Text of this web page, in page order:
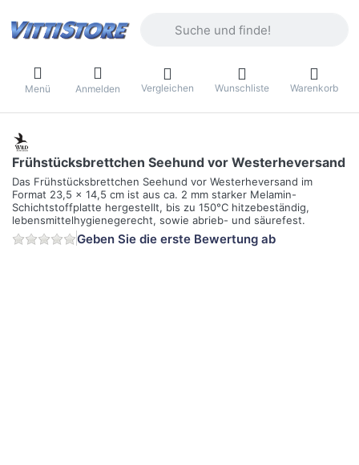
Menü Anmelden Vergleichen Wunschliste Warenkorb
Frühstücksbrettchen Seehund vor Westerheversand
Das Frühstücksbrettchen Seehund vor Westerheversand im
Format 23,5 x 14,5 cm ist aus ca. 2 mm starker Melamin-
Schichtstoffplatte hergestellt, bis zu 150°C hitzebeständig,
lebensmittelhygienegerecht, sowie abrieb- und säurefest.
Geben Sie die erste Bewertung ab